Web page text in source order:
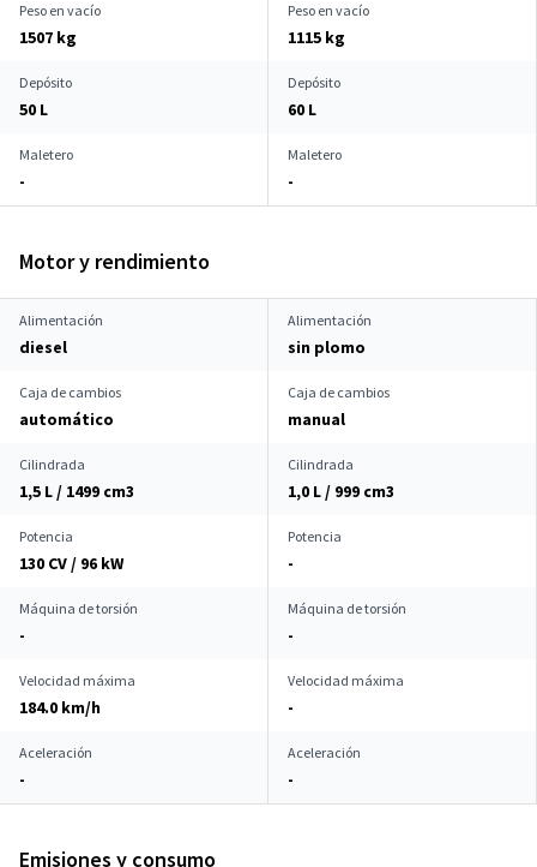
Peso en vacío
1507 kg
Peso en vacío
1115 kg
Depósito
50 L
Depósito
60 L
Maletero
-
Maletero
-
Motor y rendimiento
Alimentación
diesel
Alimentación
sin plomo
Caja de cambios
automático
Caja de cambios
manual
Cilindrada
1,5 L / 1499 cm3
Cilindrada
1,0 L / 999 cm3
Potencia
130 CV / 96 kW
Potencia
-
Máquina de torsión
-
Máquina de torsión
-
Velocidad máxima
184.0 km/h
Velocidad máxima
-
Aceleración
-
Aceleración
-
Emisiones y consumo